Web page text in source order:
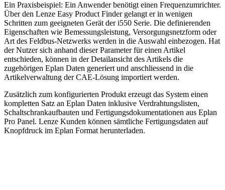
Ein Praxisbeispiel: Ein Anwender benötigt einen Frequenzumrichter.
Über den Lenze Easy Product Finder gelangt er in wenigen
Schritten zum geeigneten Gerät der i550 Serie. Die definierenden
Eigenschaften wie Bemessungsleistung, Versorgungsnetzform oder
Art des Feldbus-Netzwerks werden in die Auswahl einbezogen. Hat
der Nutzer sich anhand dieser Parameter für einen Artikel
entschieden, können in der Detailansicht des Artikels die
zugehörigen Eplan Daten generiert und anschliessend in die
Artikelverwaltung der CAE-Lösung importiert werden.
Zusätzlich zum konfigurierten Produkt erzeugt das System einen
kompletten Satz an Eplan Daten inklusive Verdrahtungslisten,
Schaltschrankaufbauten und Fertigungsdokumentationen aus Eplan
Pro Panel. Lenze Kunden können sämtliche Fertigungsdaten auf
Knopfdruck im Eplan Format herunterladen.